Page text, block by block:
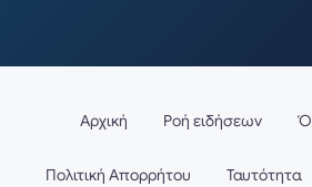
Αρχική Ροή ειδήσεων
Πολιτική Απορρήτου Ταυτότητα